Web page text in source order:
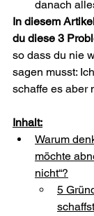
danach
In diesem
du diese 3
so dass du nie
sagen musst:
schaffe es aber
Inhalt:
Warum
möchte
nicht“?
5